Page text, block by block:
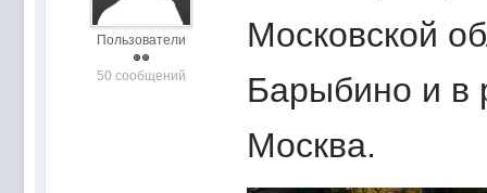
Пользователи
50 сообщений
Московской
Барыбино и в
Москва.